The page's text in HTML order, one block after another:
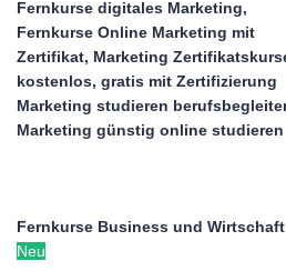
Fernkurse Business und Wirtschaft
Neu